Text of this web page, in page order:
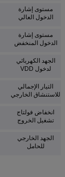
مستوى إشارة
الدخول العالي
مستوى إشارة
الدخول المنخفض
الجهد الكهربائي
لدخول VDD
التيار الإجمالي
للاستنشاق الخارجي
انخفاض فولتاج
تشغيل الخروج
الجهد الخارجي
للحامل